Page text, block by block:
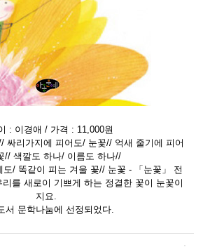
: 이경애 / 가격 : 11,000원
싸리가지에 피어도/ 눈꽃// 억새 줄기에 피어
// 색깔도 하나/ 이름도 하나//
/ 똑같이 피는 겨울 꽃// 눈꽃 - 「눈꽃」 전
를 새로이 기쁘게 하는 정결한 꽃이 눈꽃이
지요.
서 문학나눔에 선정되었다.